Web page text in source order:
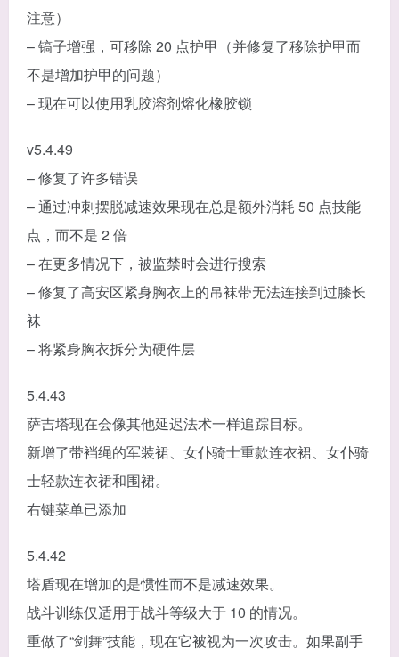
注意）
– 镐子增强，可移除 20 点护甲（并修复了移除护甲而
不是增加护甲的问题）
– 现在可以使用乳胶溶剂熔化橡胶锁
v5.4.49
– 修复了许多错误
– 通过冲刺摆脱减速效果现在总是额外消耗 50 点技能
点，而不是 2 倍
– 在更多情况下，被监禁时会进行搜索
– 修复了高安区紧身胸衣上的吊袜带无法连接到过膝长
袜
– 将紧身胸衣拆分为硬件层
5.4.43
萨吉塔现在会像其他延迟法术一样追踪目标。
新增了带裆绳的军装裙、女仆骑士重款连衣裙、女仆骑
士轻款连衣裙和围裙。
右键菜单已添加
5.4.42
塔盾现在增加的是惯性而不是减速效果。
战斗训练仅适用于战斗等级大于 10 的情况。
重做了“剑舞”技能，现在它被视为一次攻击。如果副手